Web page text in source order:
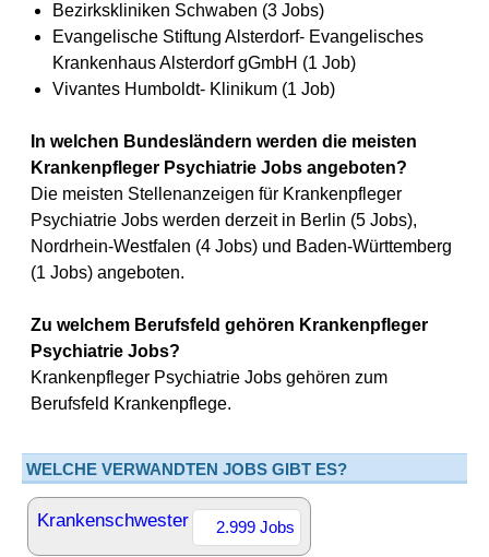
Bezirkskliniken Schwaben (3 Jobs)
Evangelische Stiftung Alsterdorf- Evangelisches
Krankenhaus Alsterdorf gGmbH (1 Job)
Vivantes Humboldt- Klinikum (1 Job)
In welchen Bundesländern werden die meisten
Krankenpfleger Psychiatrie Jobs angeboten?
Die meisten Stellenanzeigen für Krankenpfleger
Psychiatrie Jobs werden derzeit in Berlin (5 Jobs),
Nordrhein-Westfalen (4 Jobs) und Baden-Württemberg
(1 Jobs) angeboten.
Zu welchem Berufsfeld gehören Krankenpfleger
Psychiatrie Jobs?
Krankenpfleger Psychiatrie Jobs gehören zum
Berufsfeld Krankenpflege.
WELCHE VERWANDTEN JOBS GIBT ES?
Krankenschwester 2.999 Jobs